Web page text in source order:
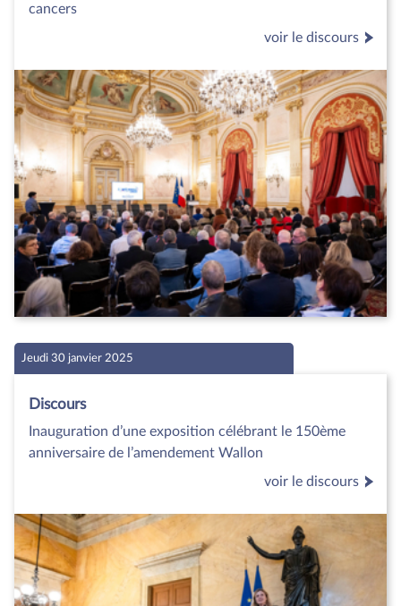
cancers
voir le discours
Jeudi 30 janvier 2025
Discours
Inauguration d’une exposition célébrant le 150ème
anniversaire de l’amendement Wallon
voir le discours